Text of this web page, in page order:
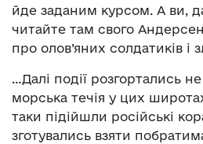
йде заданим курсом. А ви,
читайте там свого
про олов’яних солдатиків і
…Далі події розгортались
морська течія у цих
таки підійшли російські
зготувались взяти